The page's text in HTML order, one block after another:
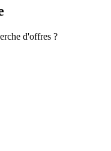
d'offres ?